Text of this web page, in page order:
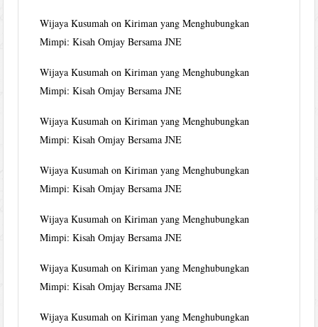
Wijaya Kusumah onKiriman yang Menghubungkan
Mimpi: Kisah Omjay Bersama JNE
Wijaya Kusumah onKiriman yang Menghubungkan
Mimpi: Kisah Omjay Bersama JNE
Wijaya Kusumah onKiriman yang Menghubungkan
Mimpi: Kisah Omjay Bersama JNE
Wijaya Kusumah onKiriman yang Menghubungkan
Mimpi: Kisah Omjay Bersama JNE
Wijaya Kusumah onKiriman yang Menghubungkan
Mimpi: Kisah Omjay Bersama JNE
Wijaya Kusumah onKiriman yang Menghubungkan
Mimpi: Kisah Omjay Bersama JNE
Wijaya Kusumah onKiriman yang Menghubungkan